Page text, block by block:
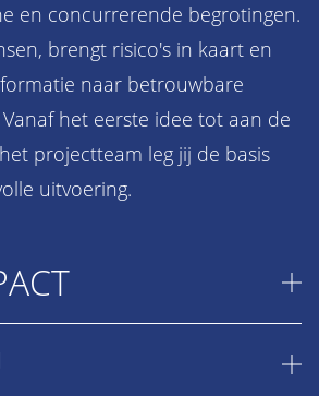
en concurrerende begrotingen.
brengt risico's in kaart en
naar betrouwbare
het eerste idee tot aan de
projectteam leg jij de basis
uitvoering.
je projecten winnen die